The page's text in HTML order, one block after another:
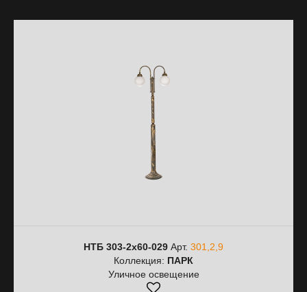
НТБ 303-2х60-029 Арт. 301,2,9
Коллекция: ПАРК
Уличное освещение